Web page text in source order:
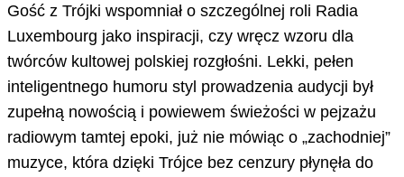
Gość z Trójki wspomniał o szczególnej roli Radia
Luxembourg jako inspiracji, czy wręcz wzoru dla
twórców kultowej polskiej rozgłośni. Lekki, pełen
inteligentnego humoru styl prowadzenia audycji był
zupełną nowością i powiewem świeżości w pejzażu
radiowym tamtej epoki, już nie mówiąc o „zachodniej”
muzyce, która dzięki Trójce bez cenzury płynęła do